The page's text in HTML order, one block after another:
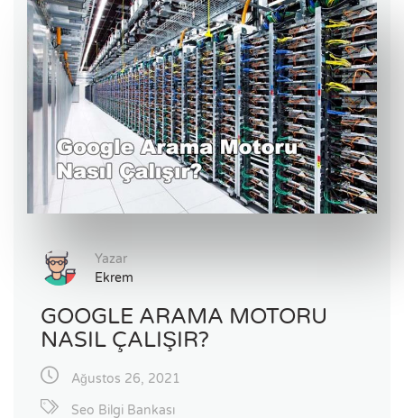
Yazar
Ekrem
GOOGLE ARAMA MOTORU
NASIL ÇALIŞIR?
Ağustos 26, 2021
Seo Bilgi Bankası